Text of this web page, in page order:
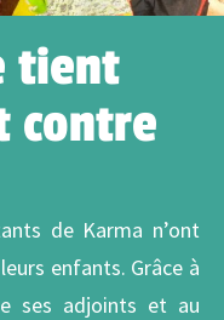
tient
contre
de Karma n’ont
enfants. Grâce à
ses adjoints et au